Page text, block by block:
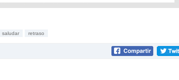
saludar retraso